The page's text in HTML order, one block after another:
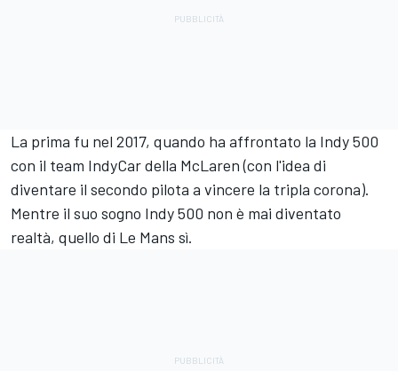
La prima fu nel 2017, quando ha affrontato la Indy 500
con il team IndyCar della McLaren (con l'idea di
diventare il secondo pilota a vincere la tripla corona).
Mentre il suo sogno Indy 500 non è mai diventato
realtà, quello di Le Mans sì.